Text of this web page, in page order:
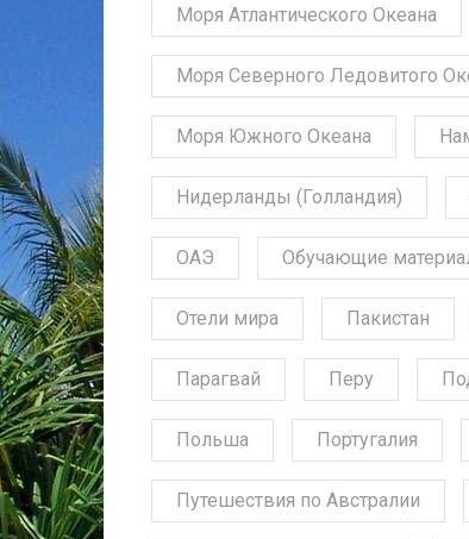
Моря Атлантического Океана
Моря Северного Ледовитого
Моря Южного Океана
Нидерланды (Голландия)
ОАЭ Обучающие
Отели мира Пакистан
Парагвай Перу
Польша Португалия
Путешествия по Австралии